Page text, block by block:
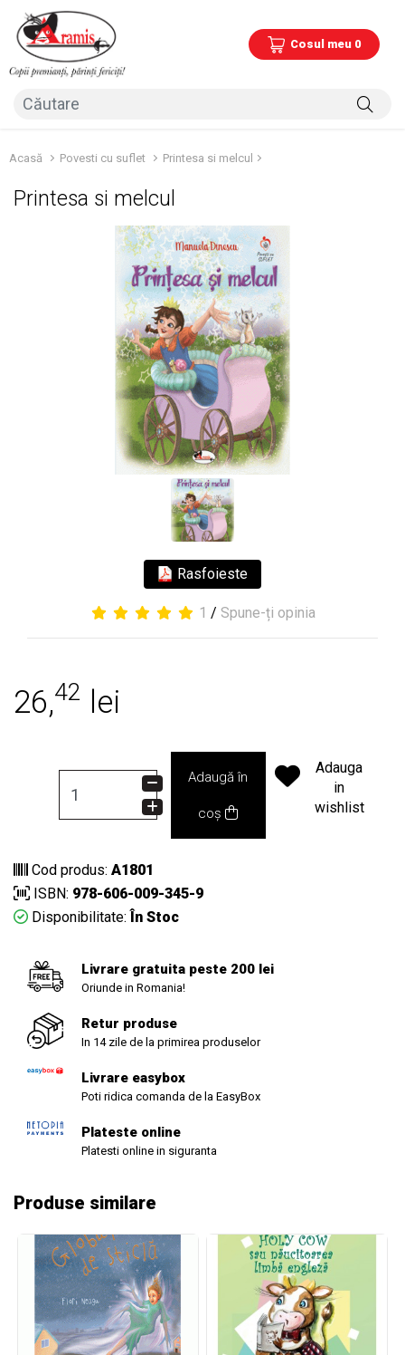
Cosul meu 0
Acasă Povesti cu suflet Printesa si melcul
Printesa si melcul
Rasfoieste
1 / Spune-ți opinia
26,42 lei
Adaugă în
coș
Adauga
in
wishlist
Cod produs: A1801
ISBN: 978-606-009-345-9
Disponibilitate: În Stoc
Livrare gratuita peste 200 lei
Oriunde in Romania!
Retur produse
In 14 zile de la primirea produselor
Livrare easybox
Poti ridica comanda de la EasyBox
Plateste online
Platesti online in siguranta
Produse similare